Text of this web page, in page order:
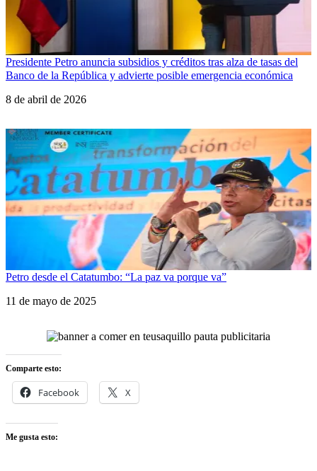
Presidente Petro anuncia subsidios y créditos tras alza de tasas del
Banco de la República y advierte posible emergencia económica
Fecha
8 de abril de 2026
Petro desde el Catatumbo: “La paz va porque va”
Fecha
11 de mayo de 2025
Comparte esto:
Facebook X
Me gusta esto: